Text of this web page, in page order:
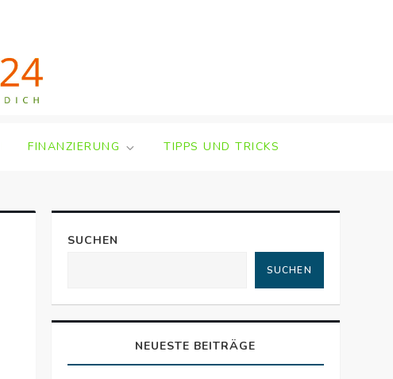
FINANZIERUNG TIPPS UND TRICKS
SUCHEN
SUCHEN
NEUESTE BEITRÄGE